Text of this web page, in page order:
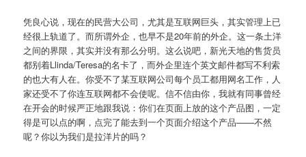
凭良心说，现在的民营大公司，尤其是互联网巨头，其实管理上已
经很上轨道了。而所谓外企，也早不是20年前的外企。这一条土洋
之间的界限，其实并没有那么分明。这么说吧，新光天地的售货员
都别着Llinda/Teresa的名卡了，而外企里连个英文邮件都写不利索
的也大有人在。你受不了某互联网公司每个员工都用网名工作，人
家还受不了你连互联网都不会使呢。信不信由你，我就有同事曾经
在开会的时候严正地跟我说：你们在页面上放的这个产品图，一定
得是可以点的啊，点完了能去到一个页面介绍这个产品——不然
呢？你以为我们是拉洋片的吗？